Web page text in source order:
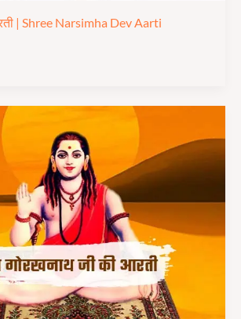
| Shree Narsimha Dev Aarti